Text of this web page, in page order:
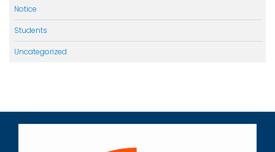
Notice
Students
Uncategorized